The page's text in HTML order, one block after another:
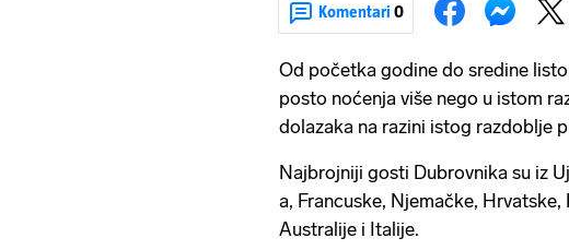
Komentari 0
Od početka godine do sredine
posto noćenja više nego u istom
dolazaka na razini istog razdoblje
Najbrojniji gosti Dubrovnika su iz
a, Francuske, Njemačke,
Australije i Italije.